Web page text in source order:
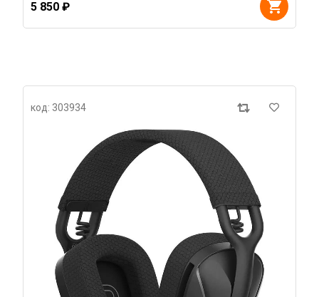
5 850 ₽
код: 303934